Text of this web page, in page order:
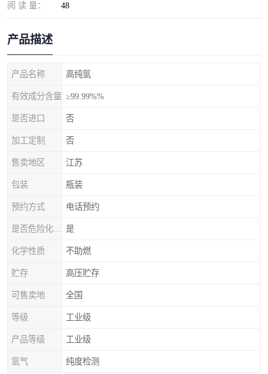
阅 读 量： 48
产品描述
产品名称 高纯氩
有效成分含量 ≥99.99%%
是否进口 否
加工定制 否
售卖地区 江苏
包装 瓶装
预约方式 电话预约
是
化学性质 不助燃
贮存 高压贮存
可售卖地 全国
等级 工业级
产品等级 工业级
氩气 纯度检测